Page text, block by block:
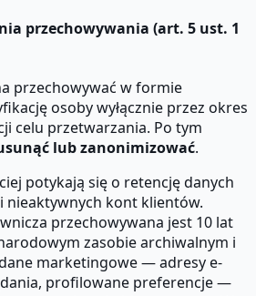
przechowywania (art. 5 ust. 1
przechowywać w formie
osoby wyłącznie przez okres
celu przetwarzania. Po tym
lub zanonimizować.
potykają się o retencję danych
nieaktywnych kont klientów.
przechowywana jest 10 lat
zasobie archiwalnym i
marketingowe — adresy e-
profilowane preferencje —